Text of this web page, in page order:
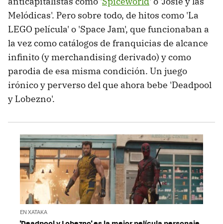
Melódicas'. Pero sobre todo, de hitos como 'La
LEGO película' o 'Space Jam', que funcionaban a
la vez como catálogos de franquicias de alcance
infinito (y merchandising derivado) y como
parodia de esa misma condición. Un juego
irónico y perverso del que ahora bebe 'Deadpool
y Lobezno'.
EN XATAKA